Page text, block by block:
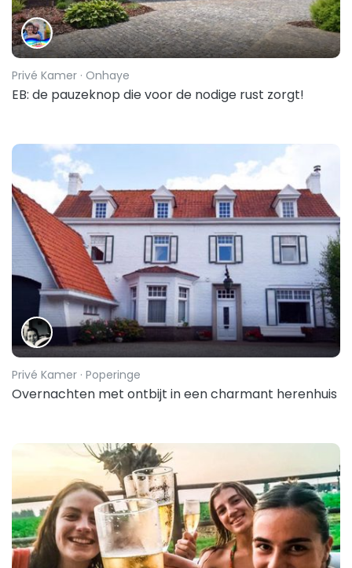
Privé Kamer · Onhaye
EB: de pauzeknop die voor de nodige rust zorgt!
Privé Kamer · Poperinge
Overnachten met ontbijt in een charmant herenhuis